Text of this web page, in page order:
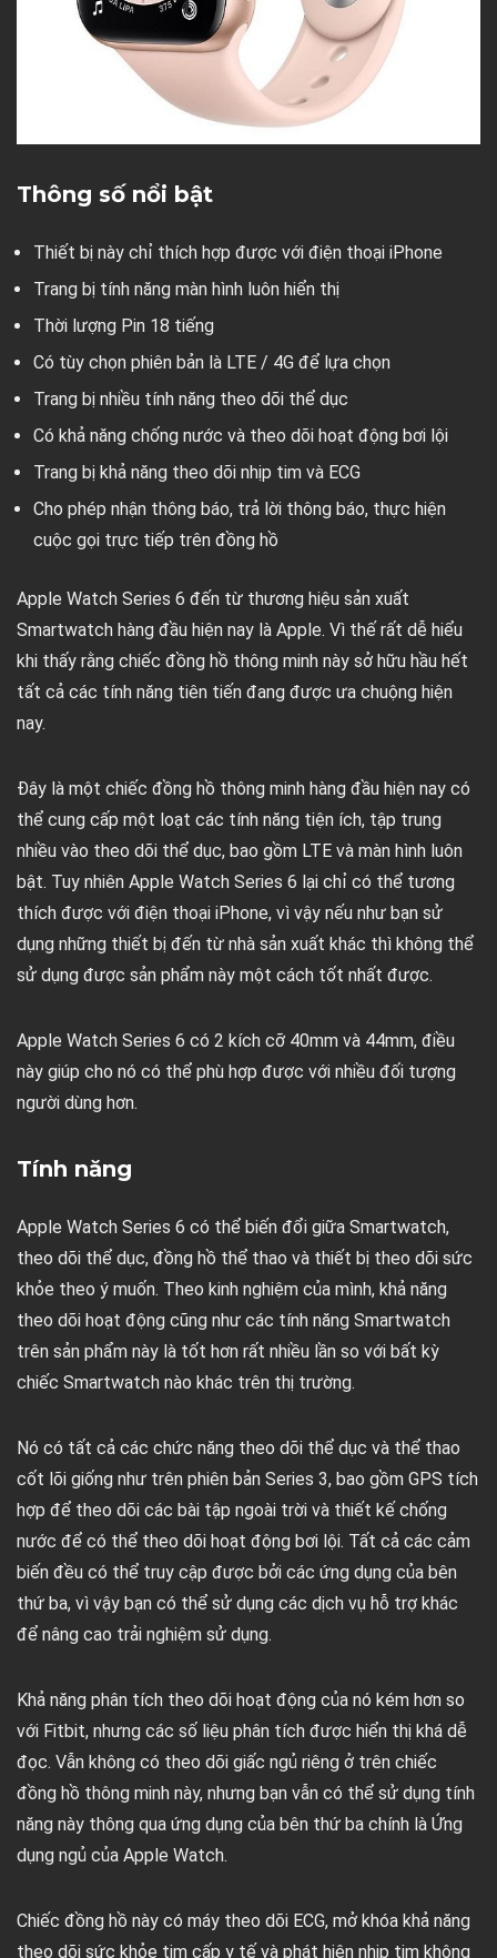
Thông số nổi bật
Thiết bị này chỉ thích hợp được với điện thoại iPhone
Trang bị tính năng màn hình luôn hiển thị
Thời lượng Pin 18 tiếng
Có tùy chọn phiên bản là LTE / 4G để lựa chọn
Trang bị nhiều tính năng theo dõi thể dục
Có khả năng chống nước và theo dõi hoạt động bơi lội
Trang bị khả năng theo dõi nhịp tim và ECG
Cho phép nhận thông báo, trả lời thông báo, thực hiện
cuộc gọi trực tiếp trên đồng hồ
Apple Watch Series 6 đến từ thương hiệu sản xuất
Smartwatch hàng đầu hiện nay là Apple. Vì thế rất dễ hiểu
khi thấy rằng chiếc đồng hồ thông minh này sở hữu hầu hết
tất cả các tính năng tiên tiến đang được ưa chuộng hiện
nay.
Đây là một chiếc đồng hồ thông minh hàng đầu hiện nay có
thể cung cấp một loạt các tính năng tiện ích, tập trung
nhiều vào theo dõi thể dục, bao gồm LTE và màn hình luôn
bật. Tuy nhiên Apple Watch Series 6 lại chỉ có thể tương
thích được với điện thoại iPhone, vì vậy nếu như bạn sử
dụng những thiết bị đến từ nhà sản xuất khác thì không thể
sử dụng được sản phẩm này một cách tốt nhất được.
Apple Watch Series 6 có 2 kích cỡ 40mm và 44mm, điều
này giúp cho nó có thể phù hợp được với nhiều đối tượng
người dùng hơn.
Tính năng
Apple Watch Series 6 có thể biến đổi giữa Smartwatch,
theo dõi thể dục, đồng hồ thể thao và thiết bị theo dõi sức
khỏe theo ý muốn. Theo kinh nghiệm của mình, khả năng
theo dõi hoạt động cũng như các tính năng Smartwatch
trên sản phẩm này là tốt hơn rất nhiều lần so với bất kỳ
chiếc Smartwatch nào khác trên thị trường.
Nó có tất cả các chức năng theo dõi thể dục và thể thao
cốt lõi giống như trên phiên bản Series 3, bao gồm GPS tích
hợp để theo dõi các bài tập ngoài trời và thiết kế chống
nước để có thể theo dõi hoạt động bơi lội. Tất cả các cảm
biến đều có thể truy cập được bởi các ứng dụng của bên
thứ ba, vì vậy bạn có thể sử dụng các dịch vụ hỗ trợ khác
để nâng cao trải nghiệm sử dụng.
Khả năng phân tích theo dõi hoạt động của nó kém hơn so
với Fitbit, nhưng các số liệu phân tích được hiển thị khá dễ
đọc. Vẫn không có theo dõi giấc ngủ riêng ở trên chiếc
đồng hồ thông minh này, nhưng bạn vẫn có thể sử dụng tính
năng này thông qua ứng dụng của bên thứ ba chính là Ứng
dụng ngủ của Apple Watch.
Chiếc đồng hồ này có máy theo dõi ECG, mở khóa khả năng
theo dõi sức khỏe tim cấp y tế và phát hiện nhịp tim không